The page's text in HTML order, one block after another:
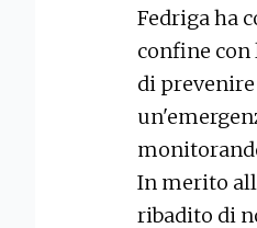
Fedriga ha
confine
di
In merito
ribadito di